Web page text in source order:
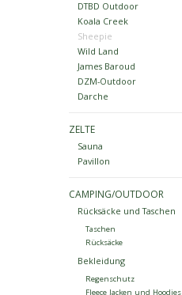
DTBD Outdoor
Koala Creek
Sheepie
Wild Land
James Baroud
DZM-Outdoor
Darche
ZELTE
Sauna
Pavillon
CAMPING/OUTDOOR
Rücksäcke und Taschen
Taschen
Rücksäcke
Bekleidung
Regenschutz
Fleece Jacken und Hoodies